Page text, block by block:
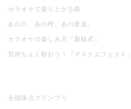
カラオケで盛り上がる曲
あの日、あの時、あの音楽。
カラオケの楽しみ方『新様式』
気持ちよく歌おう！『マスクエフェクト』
全国採点グランプリ